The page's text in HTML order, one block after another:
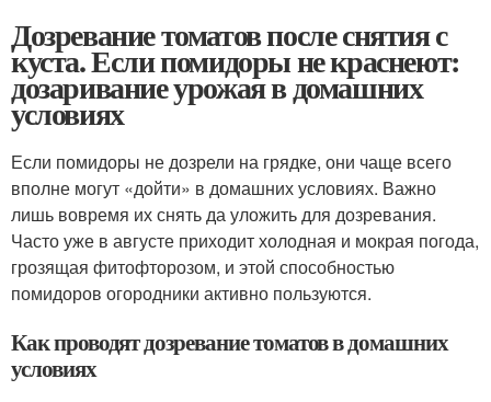
Дозревание томатов после снятия с
куста. Если помидоры не краснеют:
дозаривание урожая в домашних
условиях
Если помидоры не дозрели на грядке, они чаще всего
вполне могут «дойти» в домашних условиях. Важно
лишь вовремя их снять да уложить для дозревания.
Часто уже в августе приходит холодная и мокрая погода,
грозящая фитофторозом, и этой способностью
помидоров огородники активно пользуются.
Как проводят дозревание томатов в домашних
условиях